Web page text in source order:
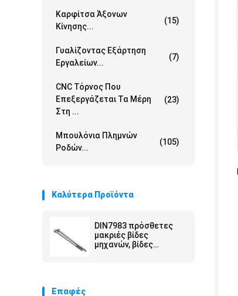
Καρφίτσα Άξονων
Κίνησης...
(15)
Γυαλίζοντας Εξάρτηση
Εργαλείων...
(7)
CNC Τόρνος Που
Επεξεργάζεται Τα Μέρη
Στη ...
(23)
Μπουλόνια Πλημνών
Ροδών...
(105)
Καλύτερα Προϊόντα
DIN7983 πρόσθετες
μακριές βίδες
μηχανών, βίδες
Επαφές